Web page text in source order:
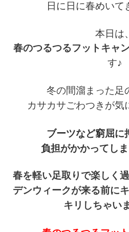
日に日に春めいて
本日は、
春のつるつるフットキャ
す♪
冬の間溜まった足
カサカサごわつきが気
ブーツなど窮屈に
負担がかかってし
春を軽い足取りで楽しく過
デンウィークが来る前に
キリしちゃい